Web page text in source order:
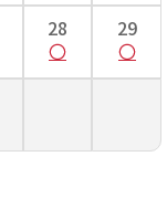
28 29